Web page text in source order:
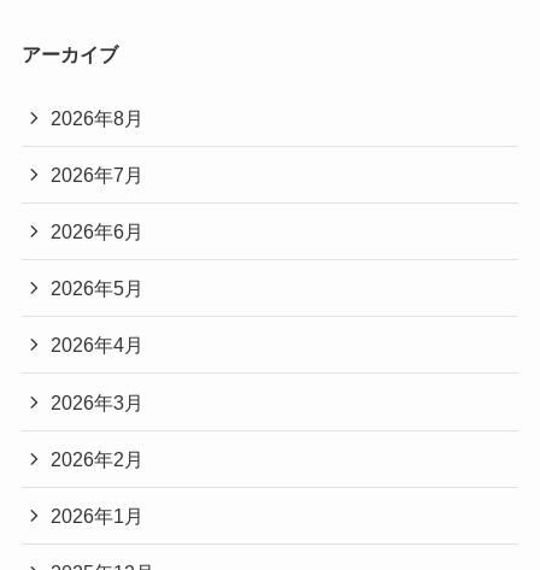
アーカイブ
2026年8月
2026年7月
2026年6月
2026年5月
2026年4月
2026年3月
2026年2月
2026年1月